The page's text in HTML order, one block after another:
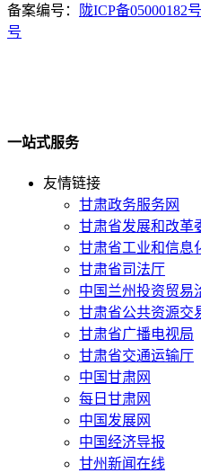
备案编号： 陇ICP备05000182
号
一站式服务
友情链接
甘肃政务服务网
甘肃省发展和改革
甘肃省工业和信息
甘肃省司法厅
中国兰州投资贸易
甘肃省公共资源交
甘肃省广播电视局
甘肃省交通运输厅
中国甘肃网
每日甘肃网
中国发展网
中国经济导报
甘州新闻在线